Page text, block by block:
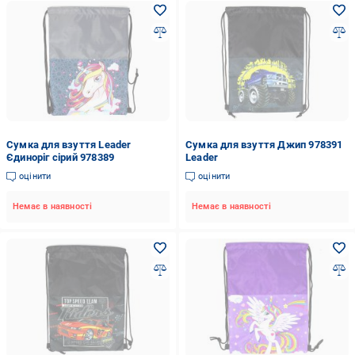
Сумка для взуття Leader
Єдиноріг сірий 978389
оцінити
Немає в наявності
Сумка для взуття Джип 978391
Leader
оцінити
Немає в наявності